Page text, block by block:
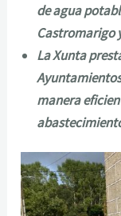
de agua
Castromarigo
La Xunta
manera